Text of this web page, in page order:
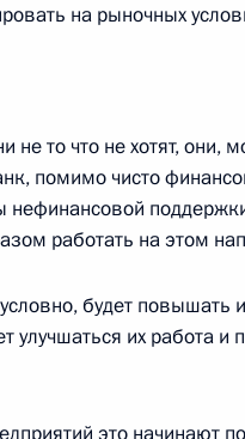
стратегических
на рыночных
то что не хотят, они,
помимо чисто
работать на этом
будет повышать
улучшаться их работа и